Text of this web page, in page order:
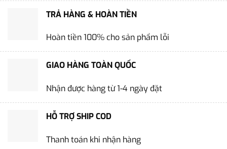
TRẢ HÀNG & HOÀN TIỀN
Hoàn tiền 100% cho sản phẩm lỗi
GIAO HÀNG TOÀN QUỐC
Nhận được hàng từ 1-4 ngày đặt
HỖ TRỢ SHIP COD
Thanh toán khi nhận hàng